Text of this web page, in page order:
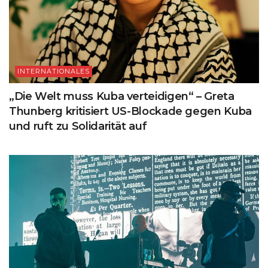
INTERNATIONALES
„Die Welt muss Kuba verteidigen“ – Greta
Thunberg kritisiert US-Blockade gegen Kuba
und ruft zu Solidarität auf